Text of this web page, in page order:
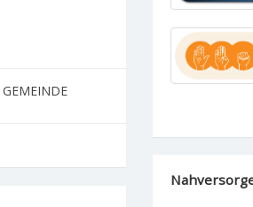
GEMEINDE